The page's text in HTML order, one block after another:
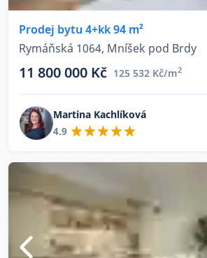
Prodej bytu 4+kk 94 m²
Rymáňská 1064, Mníšek pod Brdy
11 800 000 Kč 125 532 Kč/m2
Martina Kachlíková
4.9